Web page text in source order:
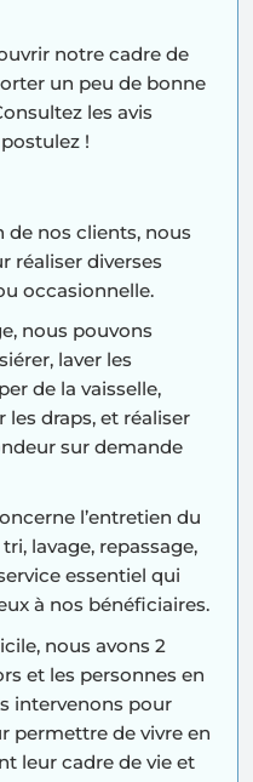
notre cadre de
un peu de bonne
les avis
!
nos clients, nous
réaliser diverses
occasionnelle.
, nous pouvons
laver les
de la vaisselle,
les draps, et réaliser
sur demande
l’entretien du
lavage, repassage,
essentiel qui
à nos bénéficiaires.
, nous avons 2
et les personnes en
intervenons pour
permettre de vivre en
leur cadre de vie et